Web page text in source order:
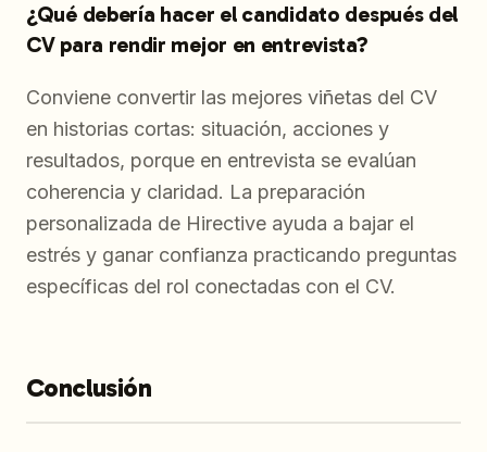
¿Qué debería hacer el candidato después del
CV para rendir mejor en entrevista?
Conviene convertir las mejores viñetas del CV
en historias cortas: situación, acciones y
resultados, porque en entrevista se evalúan
coherencia y claridad. La preparación
personalizada de Hirective ayuda a bajar el
estrés y ganar confianza practicando preguntas
específicas del rol conectadas con el CV.
Conclusión